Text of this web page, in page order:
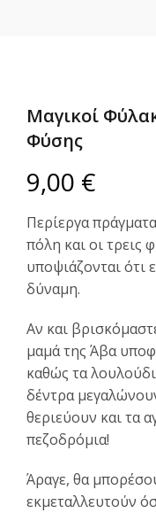
Μαγικοί
Φύσης
9,00 €
Περίεργα
πόλη και οι τρεις
υποψιάζονται ότι
δύναμη.
Αν και
μαμά της Άβα
καθώς τα
δέντρα
θεριεύουν και τα
πεζοδρόμια!
Άραγε, θα
εκμεταλλευτούν